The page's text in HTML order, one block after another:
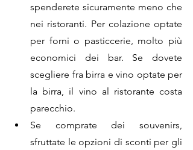
spenderete sicuramente meno che
nei ristoranti. Per colazione optate
per forni o pasticcerie, molto più
economici dei bar. Se dovete
scegliere fra birra e vino optate per
la birra, il vino al ristorante costa
parecchio.
Se comprate dei souvenirs,
sfruttate le opzioni di sconti per gli